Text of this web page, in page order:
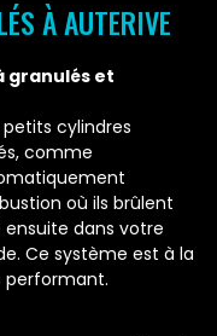
À AUTERIVE
granulés et
cylindres
comme
où ils brûlent
dans votre
Ce système est à la
performant.